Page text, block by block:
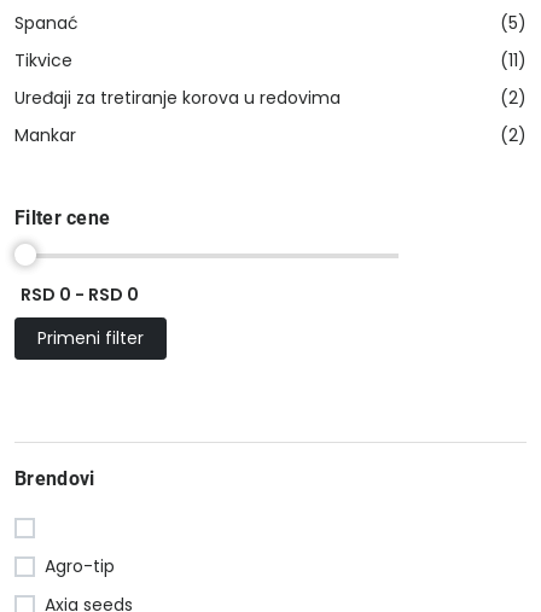
Spanać
(5)
Tikvice
(11)
Uređaji za tretiranje korova u redovima
(2)
Mankar
(2)
Filter cene
RSD 0 - RSD 0
Primeni filter
Brendovi
Agro-tip
Axia seeds